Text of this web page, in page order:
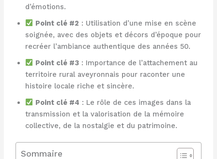
d’émotions.
Point clé #2 : Utilisation d’une mise en scène
soignée, avec des objets et décors d’époque pour
recréer l’ambiance authentique des années 50.
Point clé #3 : Importance de l’attachement au
territoire rural aveyronnais pour raconter une
histoire locale riche et sincère.
Point clé #4 : Le rôle de ces images dans la
transmission et la valorisation de la mémoire
collective, de la nostalgie et du patrimoine.
Sommaire